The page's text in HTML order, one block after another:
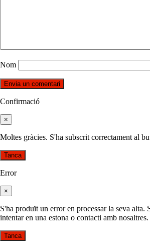
Nom
Confirmació
×
Moltes gràcies. S'ha subscrit correctament al
Tanca
Error
×
S'ha produït un error en processar la seva alta.
intentar en una estona o contacti amb nosaltres.
Tanca